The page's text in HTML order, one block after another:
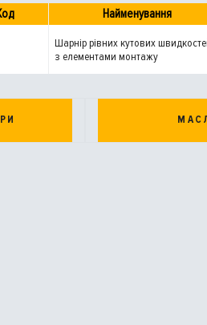
Найменування
Шарнір рівних кутових
з елементами монтажу